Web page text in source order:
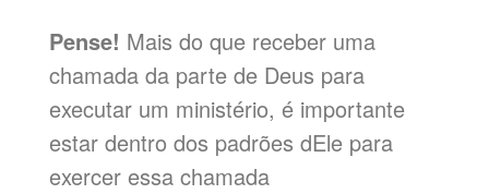
Pense! Mais do que receber uma
chamada da parte de Deus para
executar um ministério, é importante
estar dentro dos padrões dEle para
exercer essa chamada